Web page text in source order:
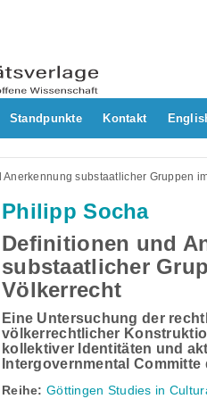
Standpunkte Kontakt
Anerkennung substaatlicher Gruppen
Philipp Socha
Definitionen und
substaatlicher
Völkerrecht
Eine Untersuchung der
völkerrechtlicher
kollektiver Identitäten und
Intergovernmental Committe
Reihe: Göttingen Studies in